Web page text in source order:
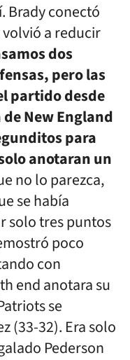
Brady conectó
a reducir
dos
pero las
partido desde
New England
para
anotaran un
no lo parezca,
se había
solo tres puntos
poco
con
end anotara su
se
(33-32). Era solo
Pederson